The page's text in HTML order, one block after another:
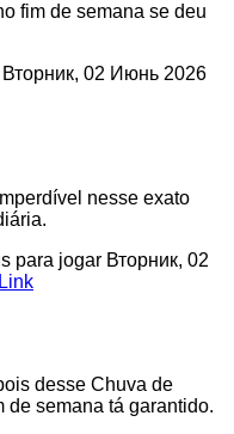
fim de semana se deu
Вторник, 02 Июнь 2026
nesse exato
para jogar Вторник, 02
desse Chuva de
de semana tá garantido.